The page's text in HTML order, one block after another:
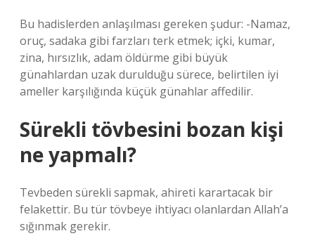
Bu hadislerden anlaşılması gereken şudur: -Namaz,
oruç, sadaka gibi farzları terk etmek; içki, kumar,
zina, hırsızlık, adam öldürme gibi büyük
günahlardan uzak durulduğu sürece, belirtilen iyi
ameller karşılığında küçük günahlar affedilir.
Sürekli tövbesini bozan kişi
ne yapmalı?
Tevbeden sürekli sapmak, ahireti karartacak bir
felakettir. Bu tür tövbeye ihtiyacı olanlardan Allah’a
sığınmak gerekir.